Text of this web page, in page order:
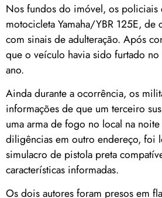
Nos fundos do imóvel, os policiais
motocicleta Yamaha/YBR 125E, de
com sinais de adulteração. Após
que o veículo havia sido furtado
ano.
Ainda durante a ocorrência, os
informações de que um terceiro
uma arma de fogo no local na
diligências em outro endereço, foi
simulacro de pistola preta
características informadas.
Os dois autores foram presos em